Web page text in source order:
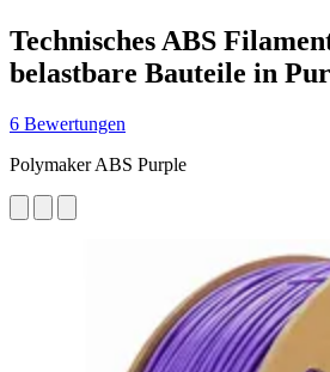
Technisches ABS
belastbare Bauteile in
6 Bewertungen
Polymaker ABS Purple